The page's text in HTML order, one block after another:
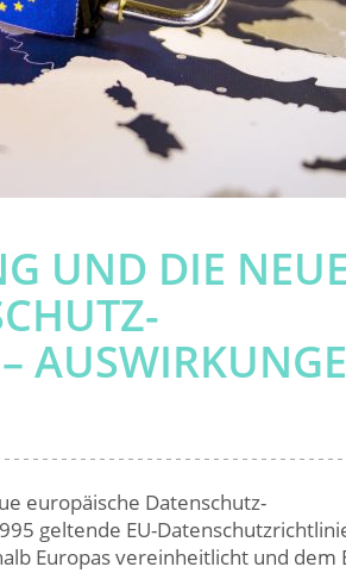
UND DIE NEUE
europäische Datenschutz-
geltende EU-
Europas vereinheitlicht und dem